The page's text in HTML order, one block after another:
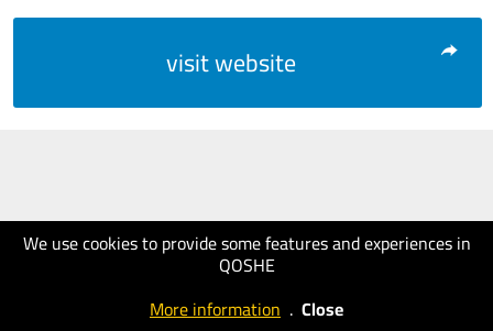
We use cookies to provide some features and experiences in
QOSHE
More information . Close
visit website